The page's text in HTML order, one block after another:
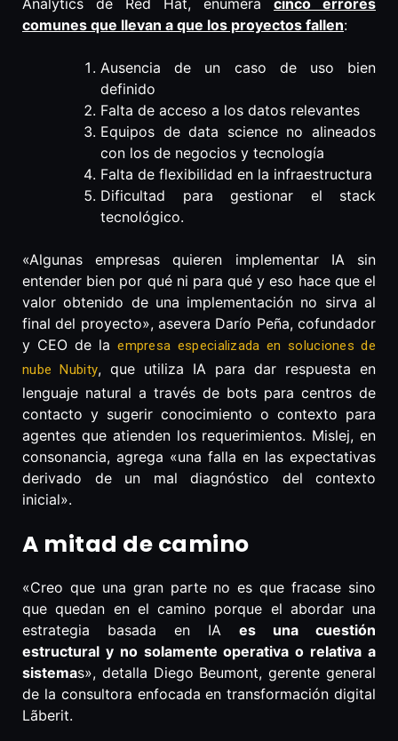
comunes que llevan a que los proyectos fallen:
Ausencia de un caso de uso bien
definido
Falta de acceso a los datos relevantes
Equipos de data science no alineados
con los de negocios y tecnología
Falta de flexibilidad en la infraestructura
Dificultad para gestionar el stack
tecnológico.
«Algunas empresas quieren implementar IA sin
entender bien por qué ni para qué y eso hace que el
valor obtenido de una implementación no sirva al
final del proyecto», asevera Darío Peña, cofundador
y CEO de laempresa especializada en soluciones de
nube Nubity, que utiliza IA para dar respuesta en
lenguaje natural a través de bots para centros de
contacto y sugerir conocimiento o contexto para
agentes que atienden los requerimientos. Mislej, en
consonancia, agrega «una falla en las expectativas
derivado de un mal diagnóstico del contexto
inicial».
A mitad de camino
«Creo que una gran parte no es que fracase sino
que quedan en el camino porque el abordar una
estrategia basada en IA es una cuestión
estructural y no solamente operativa o relativa a
sistemas», detalla Diego Beumont, gerente general
de la consultora enfocada en transformación digital
Lãberit.